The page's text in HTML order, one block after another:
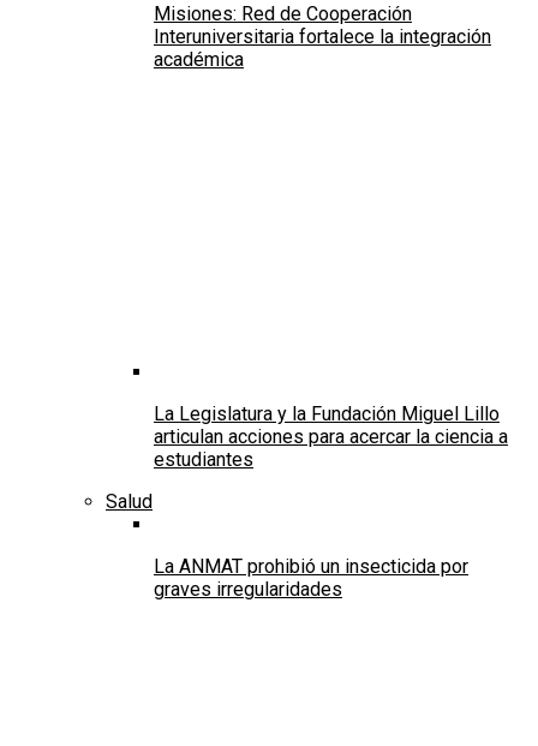
Misiones: Red de Cooperación
Interuniversitaria fortalece la integración
académica
La Legislatura y la Fundación Miguel Lillo
articulan acciones para acercar la ciencia a
estudiantes
Salud
La ANMAT prohibió un insecticida por
graves irregularidades